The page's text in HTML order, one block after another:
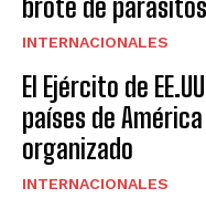
brote de
INTERNACIONALES
El Ejército de
países de
organizado
INTERNACIONALES